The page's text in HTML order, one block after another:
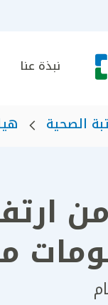
نبذة عنا
الصحية